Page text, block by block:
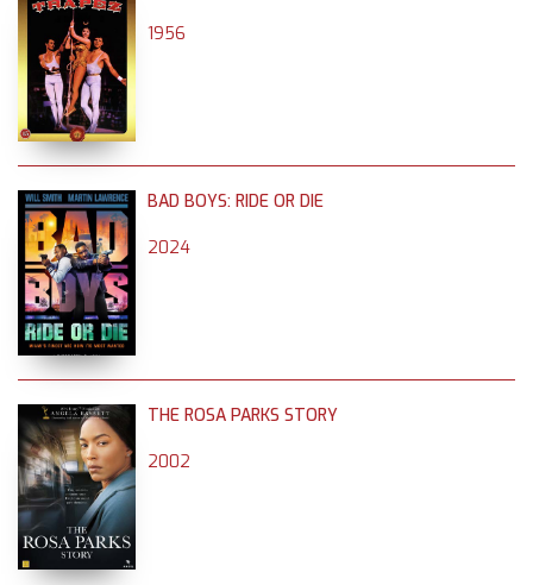
1956
BAD BOYS: RIDE OR DIE
2024
THE ROSA PARKS STORY
2002